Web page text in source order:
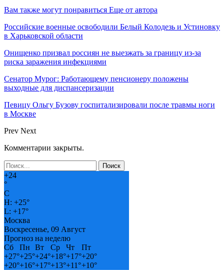
Вам также могут понравиться Еще от автора
Российские военные освободили Белый Колодезь и Устиновку
в Харьковской области
Онищенко призвал россиян не выезжать за границу из-за
риска заражения инфекциями
Сенатор Мурог: Работающему пенсионеру положены
выходные для диспансеризации
Певицу Ольгу Бузову госпитализировали после травмы ноги
в Москве
Prev Next
Комментарии закрыты.
+24
°
C
H: +25°
L: +17°
Москва
Воскресенье, 09 Август
Прогноз на неделю
Сб
Пн Вт Ср Чт
Пт
+27°+25°+24°+18°+17°+20°
+20°+16°+17°+13°+11°+10°